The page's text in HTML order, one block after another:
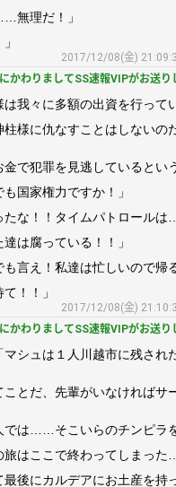
無理だ！」
2017/12/08(金)
かわりましてSS速報VIPがお送り
我々に多額の出資を行って
様に仇なすことはしないの
で犯罪を見逃しているとい
国家権力ですか！」
たな！！タイムパトロールは
は腐っている！！」
言え！私達は忙しいので帰
！！」
2017/12/08(金)
かわりましてSS速報VIPがお送り
シュは１人川越市に残され
ことだ、先輩がいなければサ
では……そこいらのチンピラ
旅はここで終わってしまった
最後にカルデアにお土産を持